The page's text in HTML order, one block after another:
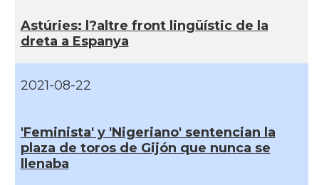
Astúries: l?altre front lingüí­stic de la
dreta a Espanya
2021-08-22
'Feminista' y 'Nigeriano' sentencian la
plaza de toros de Gijón que nunca se
llenaba